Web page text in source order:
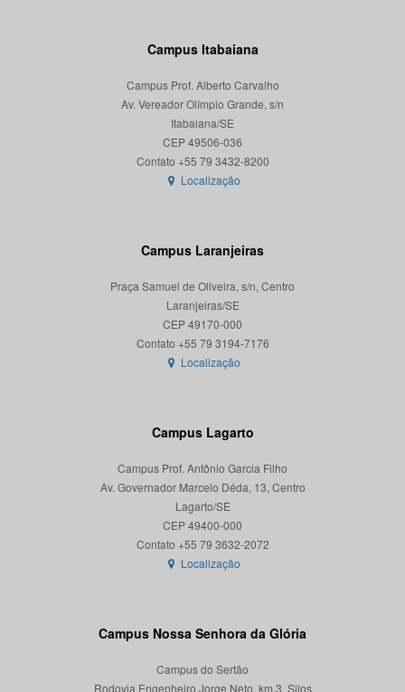
Campus Itabaiana
Campus Prof. Alberto Carvalho
Av. Vereador Olímpio Grande, s/n
Itabaiana/SE
CEP 49506-036
Localização
Campus Laranjeiras
Praça Samuel de Oliveira, s/n, Centro
Laranjeiras/SE
CEP 49170-000
Localização
Campus Lagarto
Campus Prof. Antônio Garcia Filho
Av. Governador Marcelo Déda, 13, Centro
Lagarto/SE
CEP 49400-000
Localização
Campus Nossa Senhora da Glória
Campus do Sertão
Rodovia Engenheiro Jorge Neto, km 3, Silos